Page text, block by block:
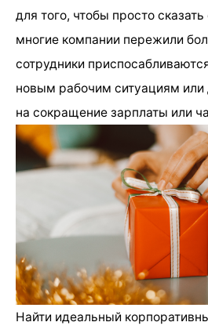
для того, чтобы просто
многие компании пережили
сотрудники
новым рабочим ситуациям
на сокращение зарплаты или
Найти идеальный